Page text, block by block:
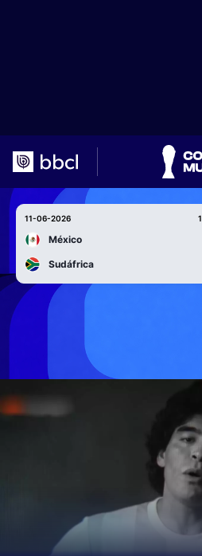
11-06-2026
México
Sudáfrica